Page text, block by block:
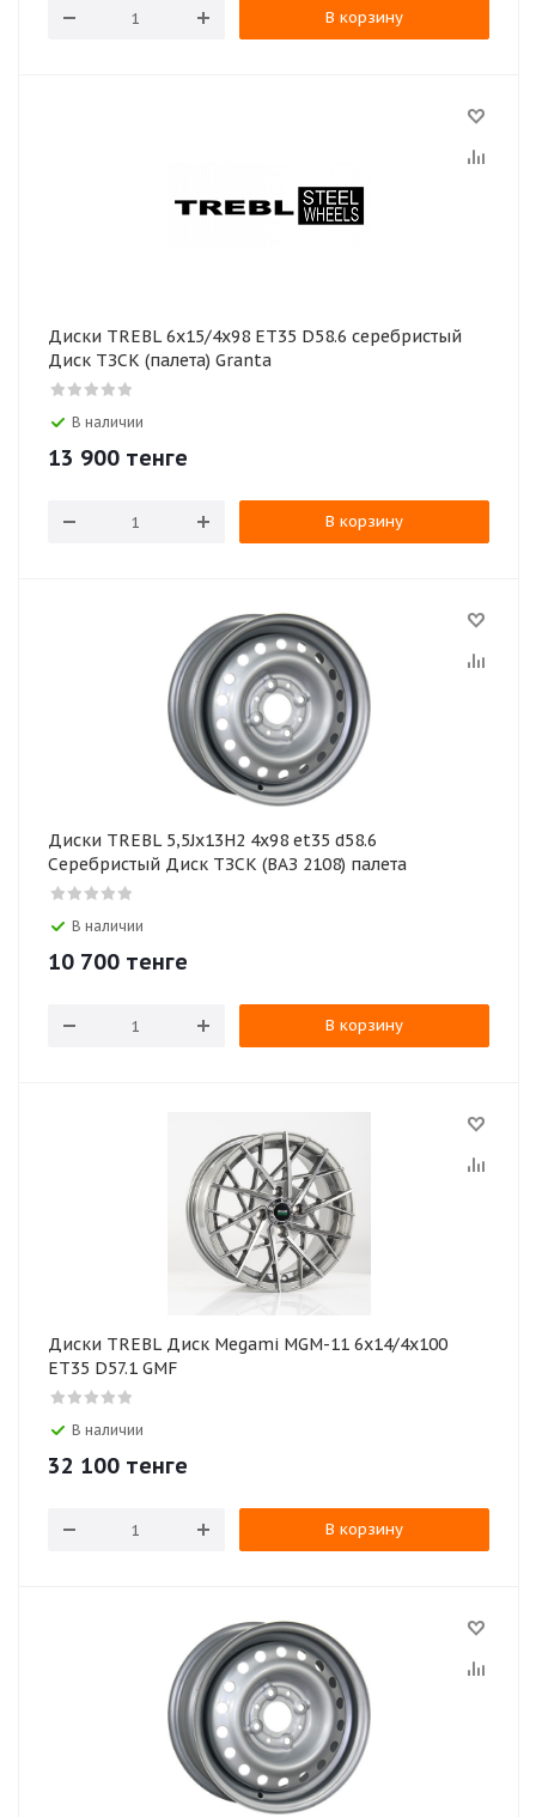
В корзину
Диски TREBL 6x15/4x98 ET35 D58.6 серебристый
Диск ТЗСК (палета) Granta
В наличии
13 900 тенге
В корзину
Диски TREBL 5,5Jx13H2 4x98 et35 d58.6
Серебристый Диск ТЗСК (ВАЗ 2108) палета
В наличии
10 700 тенге
В корзину
Диски TREBL Диск Megami MGM-11 6x14/4x100
ET35 D57.1 GMF
В наличии
32 100 тенге
В корзину